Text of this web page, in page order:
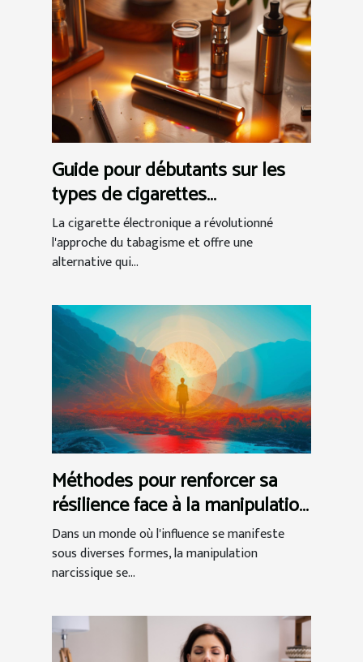
Guide pour débutants sur les
types de cigarettes
électroniques
La cigarette électronique a révolutionné
l'approche du tabagisme et offre une
alternative qui...
Méthodes pour renforcer sa
résilience face à la manipulation
narcissique
Dans un monde où l'influence se manifeste
sous diverses formes, la manipulation
narcissique se...